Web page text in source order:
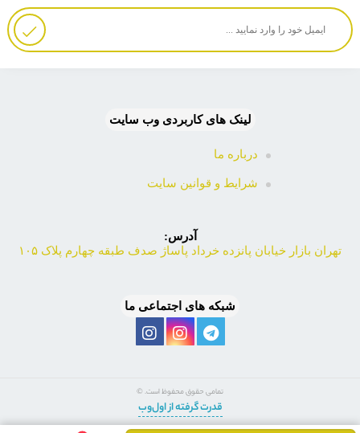
لینک های کاربردی وب سایت
درباره ما
شرایط و قوانین سایت
آدرس:
تهران بازار خیابان پانزده خرداد پاساژ صدف طبقه چهارم پلاک ۱۰۵
شبکه های اجتماعی ما
تمامی حقوق محفوظ است. ©
قدرت گرفته از اول‌وب